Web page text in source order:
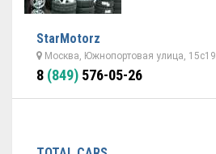
StarMotorz
Москва, Южнопортовая улица, 15с19
8 (849) 576-05-26